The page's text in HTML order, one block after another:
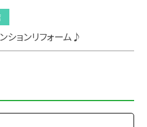
ションリフォーム♪